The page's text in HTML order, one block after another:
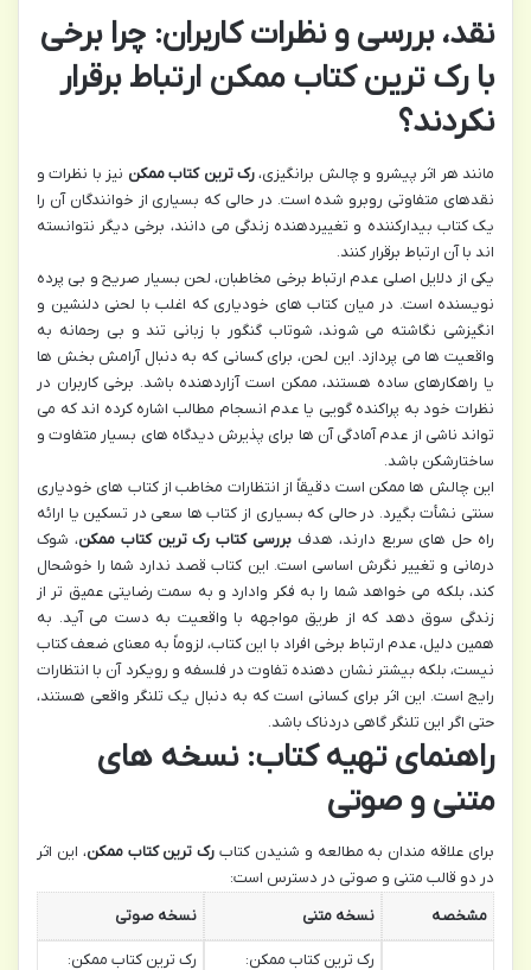
نقد، بررسی و نظرات کاربران: چرا برخی
با رک ترین کتاب ممکن ارتباط برقرار
نکردند؟
مانند هر اثر پیشرو و چالش برانگیزی،رک ترین کتاب ممکن نیز با نظرات و
نقدهای متفاوتی روبرو شده است. در حالی که بسیاری از خوانندگان آن را
یک کتاب بیدارکننده و تغییردهنده زندگی می دانند، برخی دیگر نتوانسته
اند با آن ارتباط برقرار کنند.
یکی از دلایل اصلی عدم ارتباط برخی مخاطبان، لحن بسیار صریح و بی پرده
نویسنده است. در میان کتاب های خودیاری که اغلب با لحنی دلنشین و
انگیزشی نگاشته می شوند، شوتاب گنگور با زبانی تند و بی رحمانه به
واقعیت ها می پردازد. این لحن، برای کسانی که به دنبال آرامش بخش ها
یا راهکارهای ساده هستند، ممکن است آزاردهنده باشد. برخی کاربران در
نظرات خود به پراکنده گویی یا عدم انسجام مطالب اشاره کرده اند که می
تواند ناشی از عدم آمادگی آن ها برای پذیرش دیدگاه های بسیار متفاوت و
ساختارشکن باشد.
این چالش ها ممکن است دقیقاً از انتظارات مخاطب از کتاب های خودیاری
سنتی نشأت بگیرد. در حالی که بسیاری از کتاب ها سعی در تسکین یا ارائه
راه حل های سریع دارند، هدف بررسی کتاب رک ترین کتاب ممکن، شوک
درمانی و تغییر نگرش اساسی است. این کتاب قصد ندارد شما را خوشحال
کند، بلکه می خواهد شما را به فکر وادارد و به سمت رضایتی عمیق تر از
زندگی سوق دهد که از طریق مواجهه با واقعیت به دست می آید. به
همین دلیل، عدم ارتباط برخی افراد با این کتاب، لزوماً به معنای ضعف کتاب
نیست، بلکه بیشتر نشان دهنده تفاوت در فلسفه و رویکرد آن با انتظارات
رایج است. این اثر برای کسانی است که به دنبال یک تلنگر واقعی هستند،
حتی اگر این تلنگر گاهی دردناک باشد.
راهنمای تهیه کتاب: نسخه های
متنی و صوتی
برای علاقه مندان به مطالعه و شنیدن کتاب رک ترین کتاب ممکن، این اثر
در دو قالب متنی و صوتی در دسترس است:
مشخصه
نسخه متنی نسخه صوتی
رک ترین کتاب ممکن:
رک ترین کتاب ممکن: